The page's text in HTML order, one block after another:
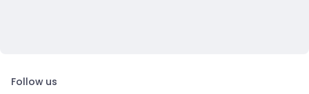
Follow us